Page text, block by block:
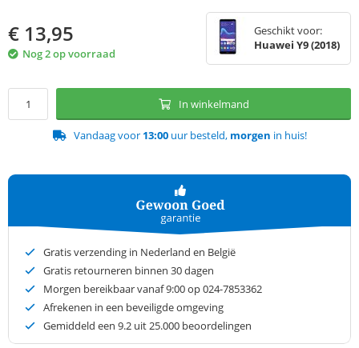
€ 13,95
Nog 2 op voorraad
Geschikt voor:
Huawei Y9 (2018)
In winkelmand
Vandaag voor 13:00uur besteld, morgen in huis!
Gratis verzending in Nederland en België
Gratis retourneren binnen 30 dagen
Morgen bereikbaar vanaf 9:00 op 024-7853362
Afrekenen in een beveiligde omgeving
Gemiddeld een 9.2 uit 25.000 beoordelingen